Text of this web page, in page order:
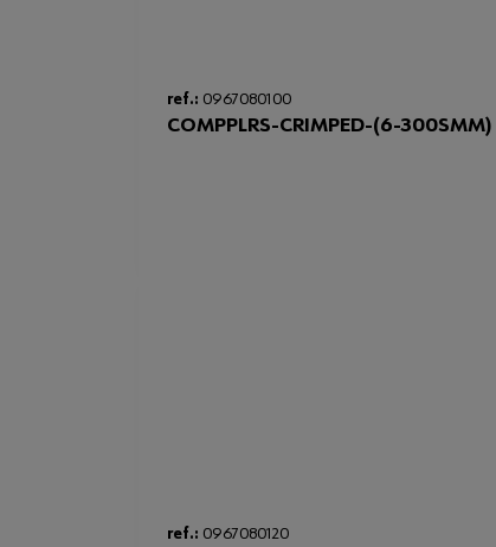
ref.: 0967080100
COMPPLRS-CRIMPED-(6-300SMM)
ref.: 0967080120